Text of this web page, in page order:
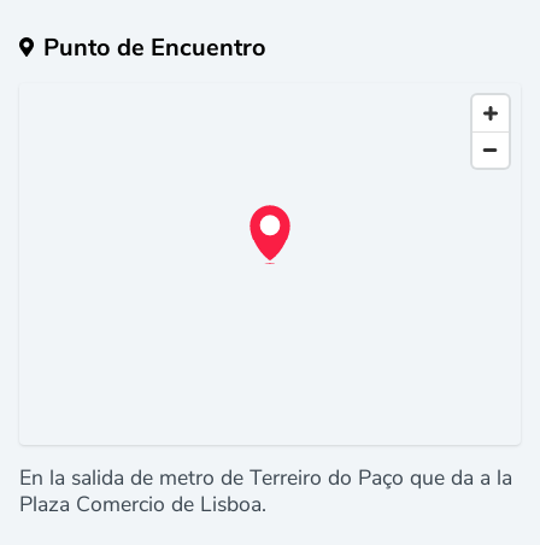
Punto de Encuentro
En la salida de metro de Terreiro do Paço que da a la
Plaza Comercio de Lisboa.